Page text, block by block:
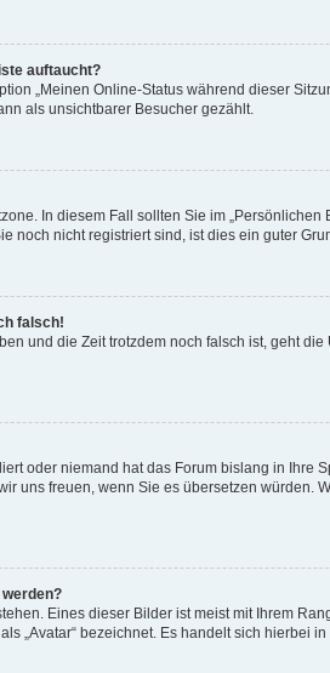
auftaucht?
„Meinen Online-Status während dieser
als unsichtbarer Besucher gezählt.
In diesem Fall sollten Sie im
nicht registriert sind, ist dies ein guter
falsch!
und die Zeit trotzdem noch falsch ist, geht
oder niemand hat das Forum bislang in Ihre
uns freuen, wenn Sie es übersetzen würden.
Eines dieser Bilder ist meist mit Ihrem
„Avatar“ bezeichnet. Es handelt sich